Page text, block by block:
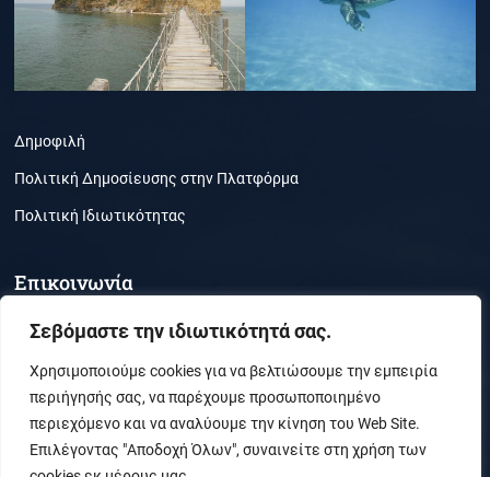
Σεβόμαστε την ιδιωτικότητά σας.
Χρησιμοποιούμε cookies για να βελτιώσουμε την εμπειρία
περιήγησής σας, να παρέχουμε προσωποποιημένο
περιεχόμενο και να αναλύουμε την κίνηση του Web Site.
Επιλέγοντας "Αποδοχή Όλων", συναινείτε στη χρήση των
Δημοφιλή
Πολιτική Δημοσίευσης στην Πλατφόρμα
Πολιτική Ιδιωτικότητας
Επικοινωνία
Τμήμα Περιβάλλοντος, Ζάκυνθος, ΤΚ 29100
(30) 26950-21050
secr_envi@ionio.gr